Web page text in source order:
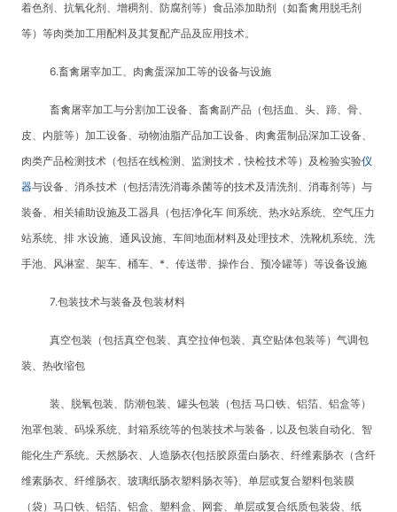
着色剂、抗氧化剂、增稠剂、防腐剂等）食品添加助剂（如畜禽用脱毛剂
等）等肉类加工用配料及其复配产品及应用技术。
6.畜禽屠宰加工、肉禽蛋深加工等的设备与设施
畜禽屠宰加工与分割加工设备、畜禽副产品（包括血、头、蹄、骨、
皮、内脏等）加工设备、动物油脂产品加工设备、肉禽蛋制品深加工设备、
肉类产品检测技术（包括在线检测、监测技术，快检技术等）及检验实验仪
器与设备、消杀技术（包括清洗消毒杀菌等的技术及清洗剂、消毒剂等）与
装备、相关辅助设施及工器具（包括净化车 间系统、热水站系统、空气压力
站系统、排 水设施、通风设施、车间地面材料及处理技术、洗靴机系统、洗
手池、风淋室、架车、桶车、*、传送带、操作台、预冷罐等）等设备设施
7.包装技术与装备及包装材料
真空包装（包括真空包装、真空拉伸包装、真空贴体包装等）气调包
装、热收缩包
装、脱氧包装、防潮包装、罐头包装（包括 马口铁、铝箔、铝盒等）
泡罩包装、码垛系统、封箱系统等的包装技术与装备，以及包装自动化、智
能化生产系统。天然肠衣、人造肠衣{包括胶原蛋白肠衣、纤维素肠衣（含纤
维素肠衣、纤维肠衣、玻璃纸肠衣塑料肠衣等}、单层或复合塑料包装膜
（袋）马口铁、铝箔、铝盒、塑料盒、网套、单层或复合纸质包装袋、纸